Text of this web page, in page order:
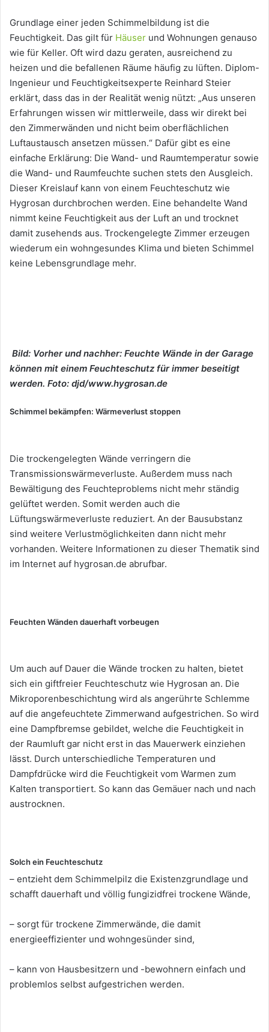
Grundlage einer jeden Schimmelbildung ist die
Feuchtigkeit. Das gilt für Häuser und Wohnungen genauso
wie für Keller. Oft wird dazu geraten, ausreichend zu
heizen und die befallenen Räume häufig zu lüften. Diplom-
Ingenieur und Feuchtigkeitsexperte Reinhard Steier
erklärt, dass das in der Realität wenig nützt: „Aus unseren
Erfahrungen wissen wir mittlerweile, dass wir direkt bei
den Zimmerwänden und nicht beim oberflächlichen
Luftaustausch ansetzen müssen.“ Dafür gibt es eine
einfache Erklärung: Die Wand- und Raumtemperatur sowie
die Wand- und Raumfeuchte suchen stets den Ausgleich.
Dieser Kreislauf kann von einem Feuchteschutz wie
Hygrosan durchbrochen werden. Eine behandelte Wand
nimmt keine Feuchtigkeit aus der Luft an und trocknet
damit zusehends aus. Trockengelegte Zimmer erzeugen
wiederum ein wohngesundes Klima und bieten Schimmel
keine Lebensgrundlage mehr.
Bild: Vorher und nachher: Feuchte Wände in der Garage
können mit einem Feuchteschutz für immer beseitigt
werden. Foto: djd/www.hygrosan.de
Schimmel bekämpfen: Wärmeverlust stoppen
Die trockengelegten Wände verringern die
Transmissionswärmeverluste. Außerdem muss nach
Bewältigung des Feuchteproblems nicht mehr ständig
gelüftet werden. Somit werden auch die
Lüftungswärmeverluste reduziert. An der Bausubstanz
sind weitere Verlustmöglichkeiten dann nicht mehr
vorhanden. Weitere Informationen zu dieser Thematik sind
im Internet auf hygrosan.de abrufbar.
Feuchten Wänden dauerhaft vorbeugen
Um auch auf Dauer die Wände trocken zu halten, bietet
sich ein giftfreier Feuchteschutz wie Hygrosan an. Die
Mikroporenbeschichtung wird als angerührte Schlemme
auf die angefeuchtete Zimmerwand aufgestrichen. So wird
eine Dampfbremse gebildet, welche die Feuchtigkeit in
der Raumluft gar nicht erst in das Mauerwerk einziehen
lässt. Durch unterschiedliche Temperaturen und
Dampfdrücke wird die Feuchtigkeit vom Warmen zum
Kalten transportiert. So kann das Gemäuer nach und nach
austrocknen.
Solch ein Feuchteschutz
– entzieht dem Schimmelpilz die Existenzgrundlage und
schafft dauerhaft und völlig fungizidfrei trockene Wände,
– sorgt für trockene Zimmerwände, die damit
energieeffizienter und wohngesünder sind,
– kann von Hausbesitzern und -bewohnern einfach und
problemlos selbst aufgestrichen werden.